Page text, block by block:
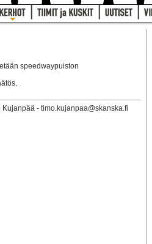
speedwaypuiston
Kujanpää - timo.kujanpaa@skanska.fi